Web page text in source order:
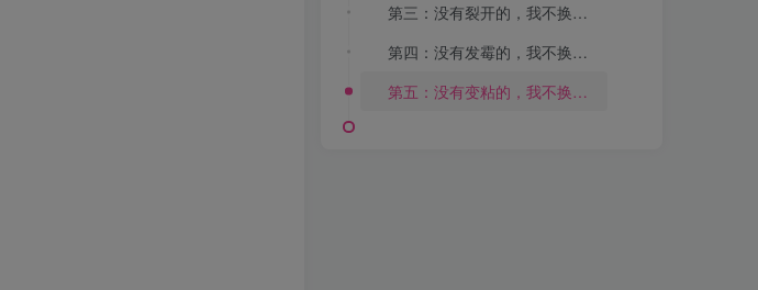
第三：没有裂开的，我不换，没有裂开，那说明它还能撑得住，我换它干嘛？
第四：没有发霉的，我不换，没有发霉，那说明我保养的好，我换它干嘛？
第五：没有变粘的，我不换，没有变粘，那说明它大限没到，我换它干嘛？